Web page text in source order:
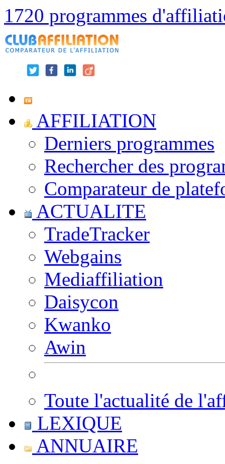
1720 programmes
AFFILIATION
Derniers programmes
Rechercher des
Comparateur de
ACTUALITE
TradeTracker
Webgains
Mediaffiliation
Daisycon
Kwanko
Awin
Toute l'actualité de
LEXIQUE
ANNUAIRE